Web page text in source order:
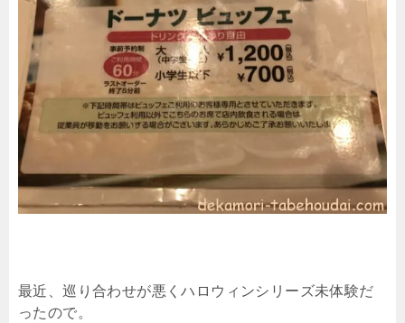
最近、巡り合わせが悪くハロウィンシリーズ未体験だ
ったので。